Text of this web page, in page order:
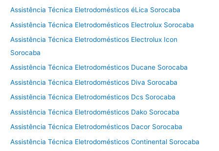
Assistência Técnica Eletrodomésticos éLica Sorocaba
Assistência Técnica Eletrodomésticos Electrolux Sorocaba
Assistência Técnica Eletrodomésticos Electrolux Icon
Sorocaba
Assistência Técnica Eletrodomésticos Ducane Sorocaba
Assistência Técnica Eletrodomésticos Diva Sorocaba
Assistência Técnica Eletrodomésticos Dcs Sorocaba
Assistência Técnica Eletrodomésticos Dako Sorocaba
Assistência Técnica Eletrodomésticos Dacor Sorocaba
Assistência Técnica Eletrodomésticos Continental Sorocaba